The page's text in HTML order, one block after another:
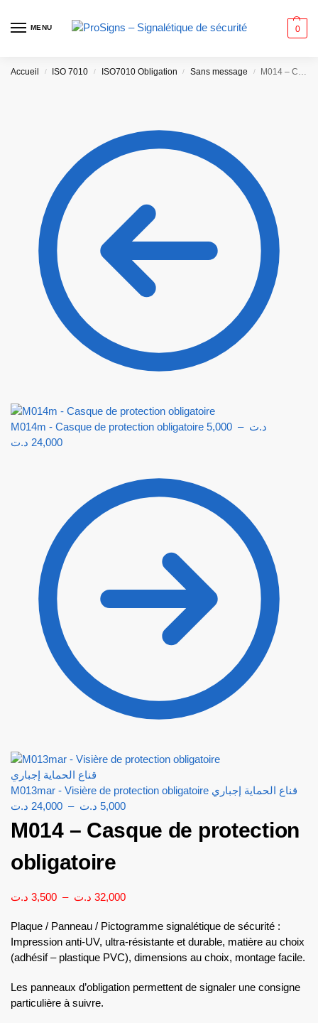
MENU 0
Accueil / ISO 7010 / ISO7010 Obligation / Sans message / M014 – Casque de protection obligatoire
M014m - Casque de protection obligatoire 5,000 د.ت –
24,000 د.ت
M013mar - Visière de protection obligatoire قناع الحماية إجباري
5,000 د.ت –
24,000 د.ت
M014 – Casque de protection
obligatoire
3,500 د.ت – 32,000 د.ت
Plaque / Panneau / Pictogramme signalétique de sécurité :
Impression anti-UV, ultra-résistante et durable, matière au choix
(adhésif – plastique PVC), dimensions au choix, montage facile.
Les panneaux d’obligation permettent de signaler une consigne
particulière à suivre.